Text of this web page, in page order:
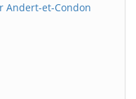
Andert-et-Condon